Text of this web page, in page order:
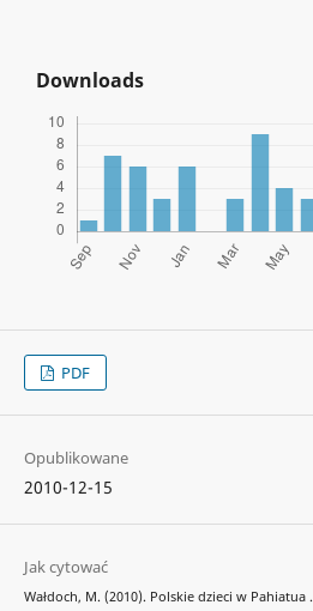
Downloads
PDF
Opublikowane
2010-12-15
Jak cytować
Wałdoch, M. (2010). Polskie dzieci w Pahiatua .